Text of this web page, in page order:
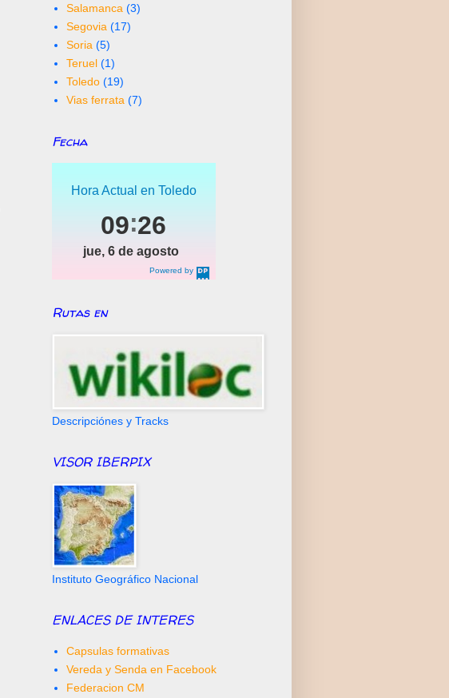
Salamanca (3)
Segovia (17)
Soria (5)
Teruel (1)
Toledo (19)
Vias ferrata (7)
Fecha
Powered by
Hora Actual en Toledo
09 26
jue, 6 de agosto
Rutas en
Descripciónes y Tracks
VISOR IBERPIX
Instituto Geográfico Nacional
ENLACES DE INTERES
Capsulas formativas
Vereda y Senda en Facebook
Federacion CM